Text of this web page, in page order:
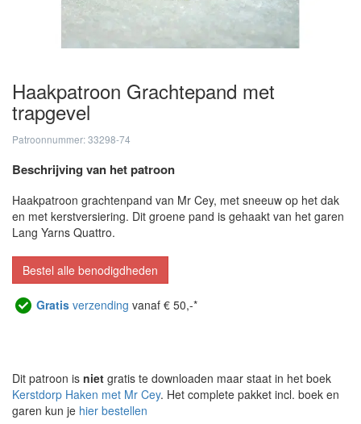
Haakpatroon Grachtepand met
trapgevel
Patroonnummer: 33298-74
Beschrijving van het patroon
Haakpatroon grachtenpand van Mr Cey, met sneeuw op het dak
en met kerstversiering. Dit groene pand is gehaakt van het garen
Lang Yarns Quattro.
Bestel alle benodigdheden
Gratis verzending vanaf € 50,-*
Dit patroon is niet gratis te downloaden maar staat in het boek
Kerstdorp Haken met Mr Cey. Het complete pakket incl. boek en
garen kun je hier bestellen